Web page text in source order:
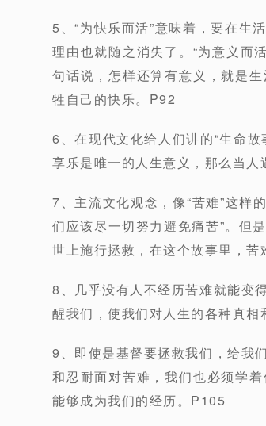
5、“为快乐而活”意味着，要在生
理由也就随之消失了。“为意义而
句话说，怎样还算有意义，就是
牲自己的快乐。P92
6、在现代文化给人们讲的“生命
享乐是唯一的人生意义，那么当
7、主流文化观念，像“苦难”这样
们应该尽一切努力避免痛苦”。但
世上施行拯救，在这个故事里，
8、几乎没有人不经历苦难就能变
醒我们，使我们对人生的各种真
9、即使是基督要拯救我们，给我
和忍耐面对苦难，我们也必须学
能够成为我们的经历。P105